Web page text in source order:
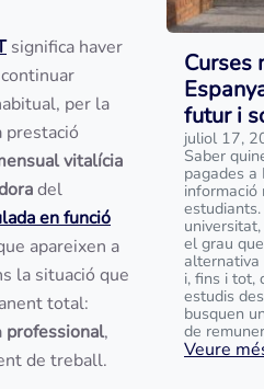
significa haver
per la
prestació
vitalícia
del
en funció
apareixen a
la situació que
total:
professional,
de treball.
Curses
futur i
juliol 17,
Saber
pagades a
el grau
i, fins i tot,
estudis
busquen
de
Veure